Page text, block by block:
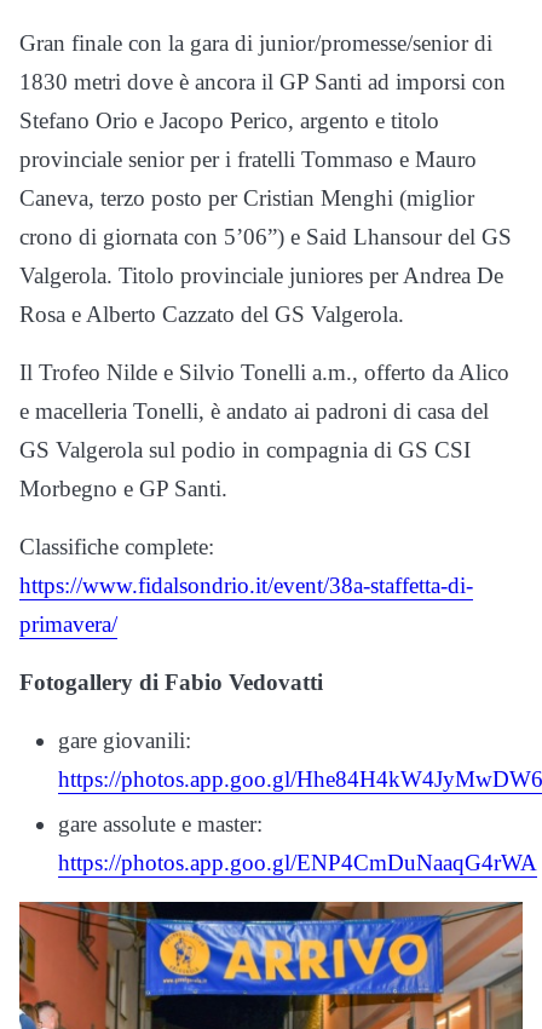
Gran finale con la gara di junior/promesse/senior di
1830 metri dove è ancora il GP Santi ad imporsi con
Stefano Orio e Jacopo Perico, argento e titolo
provinciale senior per i fratelli Tommaso e Mauro
Caneva, terzo posto per Cristian Menghi (miglior
crono di giornata con 5’06”) e Said Lhansour del GS
Valgerola. Titolo provinciale juniores per Andrea De
Rosa e Alberto Cazzato del GS Valgerola.
Il Trofeo Nilde e Silvio Tonelli a.m., offerto da Alico
e macelleria Tonelli, è andato ai padroni di casa del
GS Valgerola sul podio in compagnia di GS CSI
Morbegno e GP Santi.
Classifiche complete:
https://www.fidalsondrio.it/event/38a-staffetta-di-
primavera/
Fotogallery di Fabio Vedovatti
gare giovanili:
https://photos.app.goo.gl/Hhe84H4kW4JyMwDW6
gare assolute e master:
https://photos.app.goo.gl/ENP4CmDuNaaqG4rWA